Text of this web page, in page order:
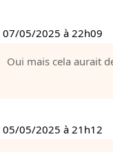
07/05/2025 à 22h09
Oui mais cela aurait
05/05/2025 à 21h12